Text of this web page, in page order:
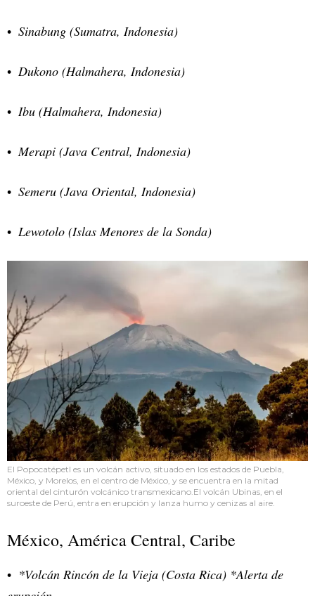
Sinabung (Sumatra, Indonesia)
Dukono (Halmahera, Indonesia)
Ibu (Halmahera, Indonesia)
Merapi (Java Central, Indonesia)
Semeru (Java Oriental, Indonesia)
Lewotolo (Islas Menores de la Sonda)
El Popocatépetl es un volcán activo, situado en los estados de Puebla,
México, y Morelos, en el centro de México, y se encuentra en la mitad
oriental del cinturón volcánico transmexicano.El volcán Ubinas, en el
suroeste de Perú, entra en erupción y lanza humo y cenizas al aire.
México, América Central, Caribe
*Volcán Rincón de la Vieja (Costa Rica) *Alerta de